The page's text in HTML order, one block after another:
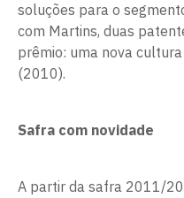
soluções para o
com Martins, duas
prêmio: uma nova
(2010).
Safra com novidade
A partir da safra 2011/